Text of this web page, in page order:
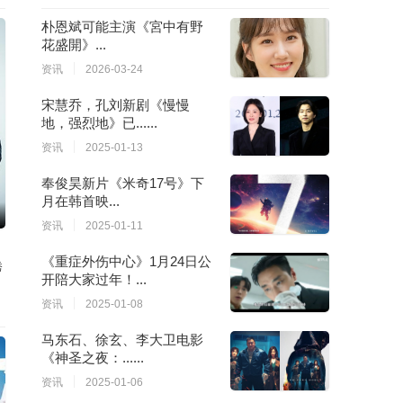
朴恩斌可能主演《宮中有野
花盛開》...
资讯 2026-03-24
宋慧乔，孔刘新剧《慢慢
地，强烈地》已......
资讯 2025-01-13
奉俊昊新片《米奇17号》下
月在韩首映...
资讯 2025-01-11
《重症外伤中心》1月24日公
开陪大家过年！...
资讯 2025-01-08
马东石、徐玄、李大卫电影
《神圣之夜：......
资讯 2025-01-06